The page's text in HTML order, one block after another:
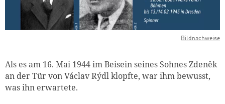
Bildnachweise
Als es am 16. Mai 1944 im Beisein seines Sohnes Zdeněk
an der Tür von Václav Rýdl klopfte, war ihm bewusst,
was ihn erwartete.